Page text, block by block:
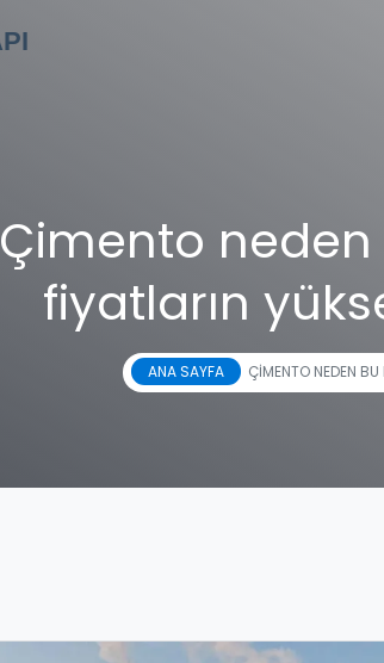
Çimento neden
fiyatların
ANA SAYFA ÇIMENTO NEDEN